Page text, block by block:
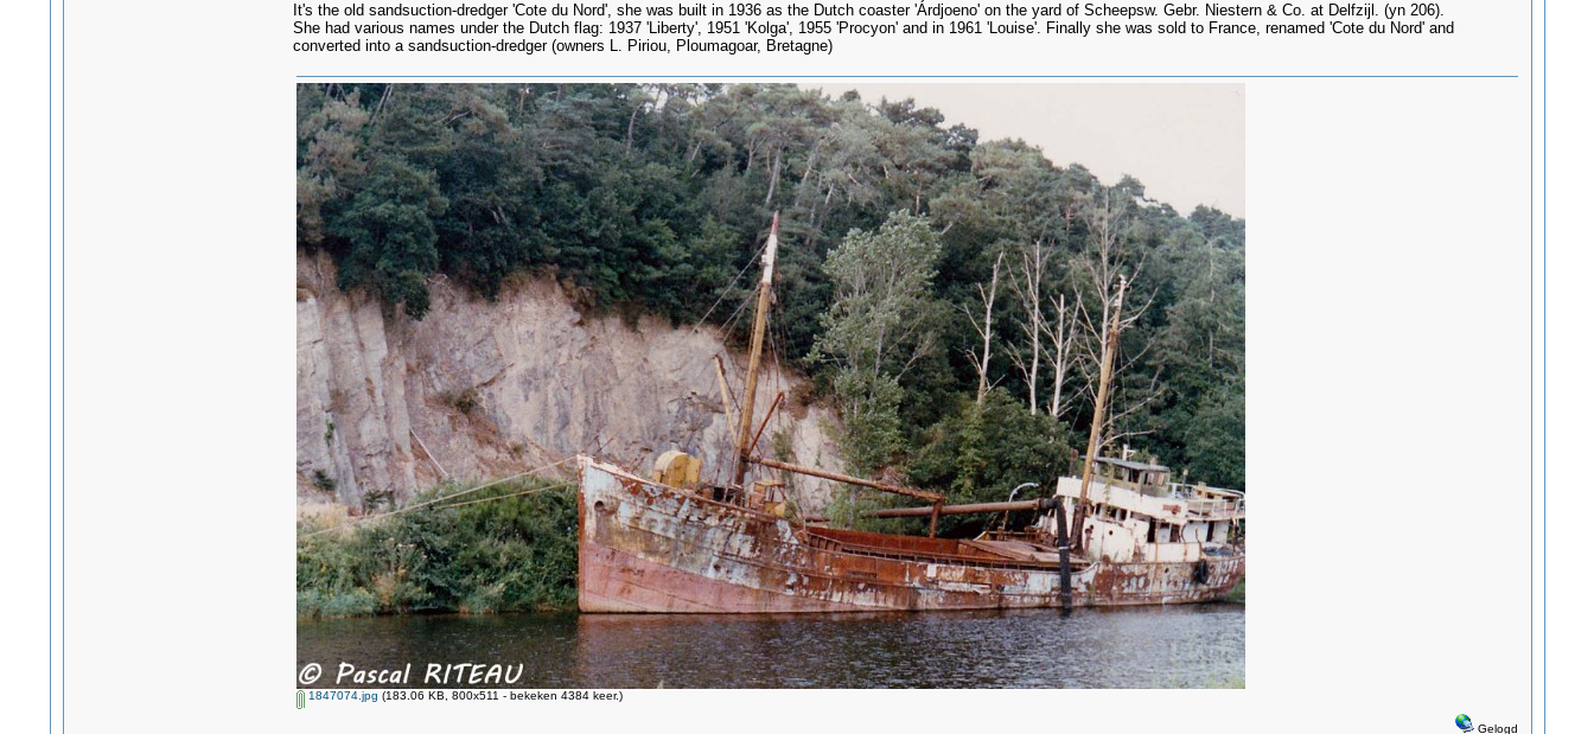
It's the old sandsuction-dredger 'Cote du Nord', she was built in 1936 as the Dutch coaster 'Árdjoeno' on the yard of Scheepsw. Gebr. Niestern & Co. at Delfzijl. (yn 206).
She had various names under the Dutch flag: 1937 'Liberty', 1951 'Kolga', 1955 'Procyon' and in 1961 'Louise'. Finally she was sold to France, renamed 'Cote du Nord' and
converted into a sandsuction-dredger (owners L. Piriou, Ploumagoar, Bretagne)
1847074.jpg (183.06 KB, 800x511 - bekeken 4384 keer.)
Gelogd